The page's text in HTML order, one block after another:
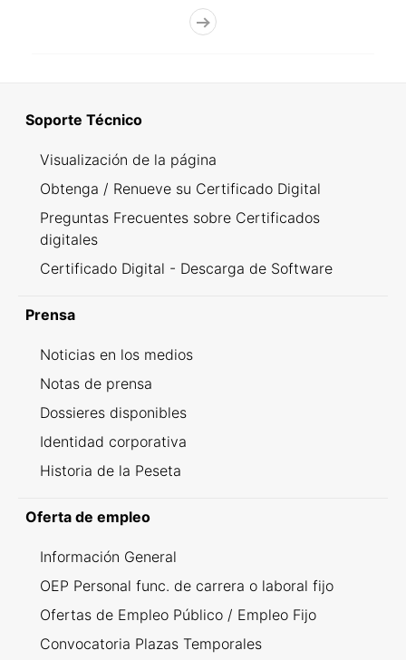
Soporte Técnico
Visualización de la página
Obtenga / Renueve su Certificado Digital
Preguntas Frecuentes sobre Certificados
digitales
Certificado Digital - Descarga de Software
Prensa
Noticias en los medios
Notas de prensa
Dossieres disponibles
Identidad corporativa
Historia de la Peseta
Oferta de empleo
Información General
OEP Personal func. de carrera o laboral fijo
Ofertas de Empleo Público / Empleo Fijo
Convocatoria Plazas Temporales